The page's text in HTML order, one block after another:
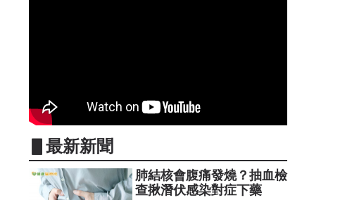
▋最新新聞
肺結核會腹痛發燒？抽血檢
查揪潛伏感染對症下藥